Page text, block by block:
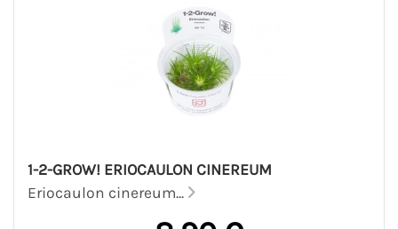
1-2-GROW! ERIOCAULON CINEREUM
Eriocaulon cinereum...